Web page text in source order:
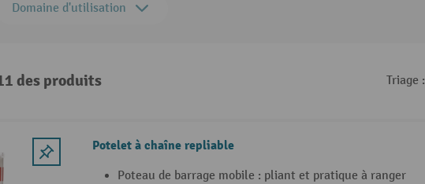
Domaine d'utilisation
des produits Triage :
Potelet à chaîne repliable
Poteau de barrage mobile : pliant et pratique à ranger